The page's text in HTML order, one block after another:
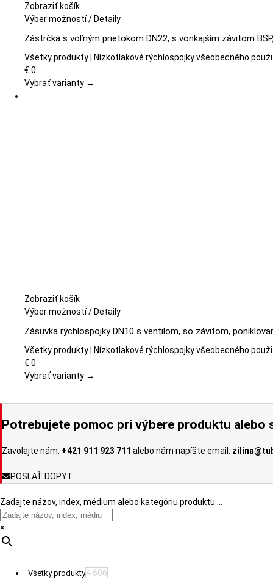
Zobraziť košík
Výber možností Tento
má
viacero
Možnosti
/Detaily
Zástrčka s voľným prietokom DN22, s vonkajším závitom
Všetky produkty | Nízkotlakové rýchlospojky všeobecného
€ 0
Vybrať varianty →
Zobraziť košík
Výber možnostíTento
má
viacero
Možnosti
môžete
na
produktu.
/Detaily
Zásuvka rýchlospojky DN10 s ventilom, so závitom,
Všetky produkty | Nízkotlakové rýchlospojky všeobecného
€ 0
Vybrať varianty →
Potrebujete pomoc pri výbere produktu alebo
Zavolajte nám: +421 911 923 711 alebo nám napíšte email:
POSLAŤ DOPYT
Zadajte názov, index, médium alebo kategóriu produktu …
×
Všetky produkty4 606